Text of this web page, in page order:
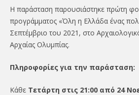
Η παράσταση παρουσιάστηκε πρώτη
προγράμματος «Όλη η Ελλάδα ένας
Σεπτέμβριο του 2021, στο
Αρχαίας Ολυμπίας.
Πληροφορίες για την παράσταση:
Κάθε Τετάρτη στις 21:00 από 24